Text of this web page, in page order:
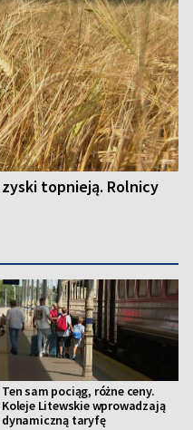
topnieją. Rolnicy
Ten sam pociąg, różne ceny.
Koleje Litewskie wprowadzają
dynamiczną taryfę